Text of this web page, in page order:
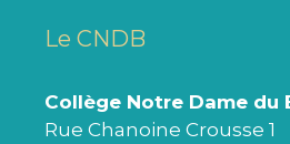
Le CNDB
Collège Notre Dame du
Rue Chanoine Crousse 1